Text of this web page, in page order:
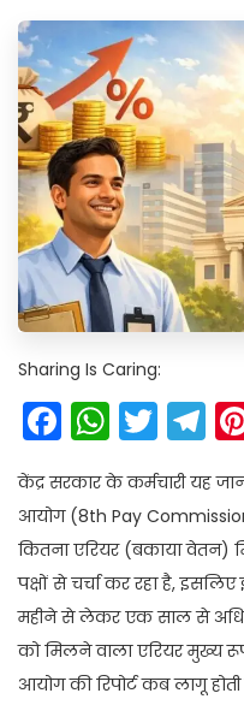
Sharing Is Caring:
Facebook
केंद्र सरकार के कर्मचारी यह
आयोग (8th Pay
कितना एरियर (बकाया वेतन)
पक्षों से चर्चा कर रहा है,
महीने से लेकर एक साल से
को मिलने वाला एरियर मुख्य
आयोग की रिपोर्ट कब लागू